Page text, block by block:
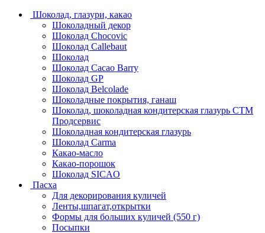
Шоколад, глазури, какао
Шоколадный декор
Шоколад Chocovic
Шоколад Callebaut
Шоколад
Шоколад Cacao Barry
Шоколад GP
Шоколад Belcolade
Шоколадные покрытия, ганаш
Шоколад, шоколадная кондитерская глазурь СТМ
Продсервис
Шоколадная кондитерская глазурь
Шоколад Carma
Какао-масло
Какао-порошок
Шоколад SICAO
Пасха
Для декорирования куличей
Ленты,шпагат,открытки
Формы для больших куличей (550 г)
Посыпки